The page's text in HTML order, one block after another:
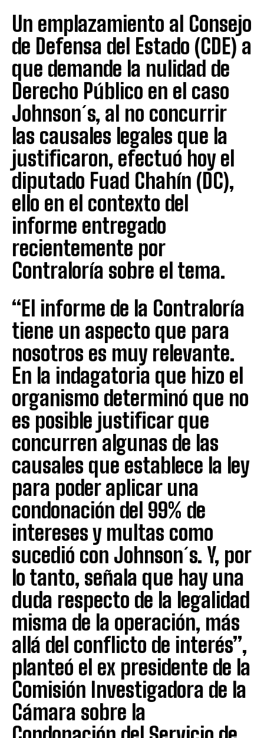
Un emplazamiento al Consejo
de Defensa del Estado (CDE) a
que demande la nulidad de
Derecho Público en el caso
Johnson´s, al no concurrir
las causales legales que la
justificaron, efectuó hoy el
diputado Fuad Chahín (DC),
ello en el contexto del
informe entregado
recientemente por
Contraloría sobre el tema.
“El informe de la Contraloría
tiene un aspecto que para
nosotros es muy relevante.
En la indagatoria que hizo el
organismo determinó que no
es posible justificar que
concurren algunas de las
causales que establece la ley
para poder aplicar una
condonación del 99% de
intereses y multas como
sucedió con Johnson´s. Y, por
lo tanto, señala que hay una
duda respecto de la legalidad
misma de la operación, más
allá del conflicto de interés”,
planteó el ex presidente de la
Comisión Investigadora de la
Cámara sobre la